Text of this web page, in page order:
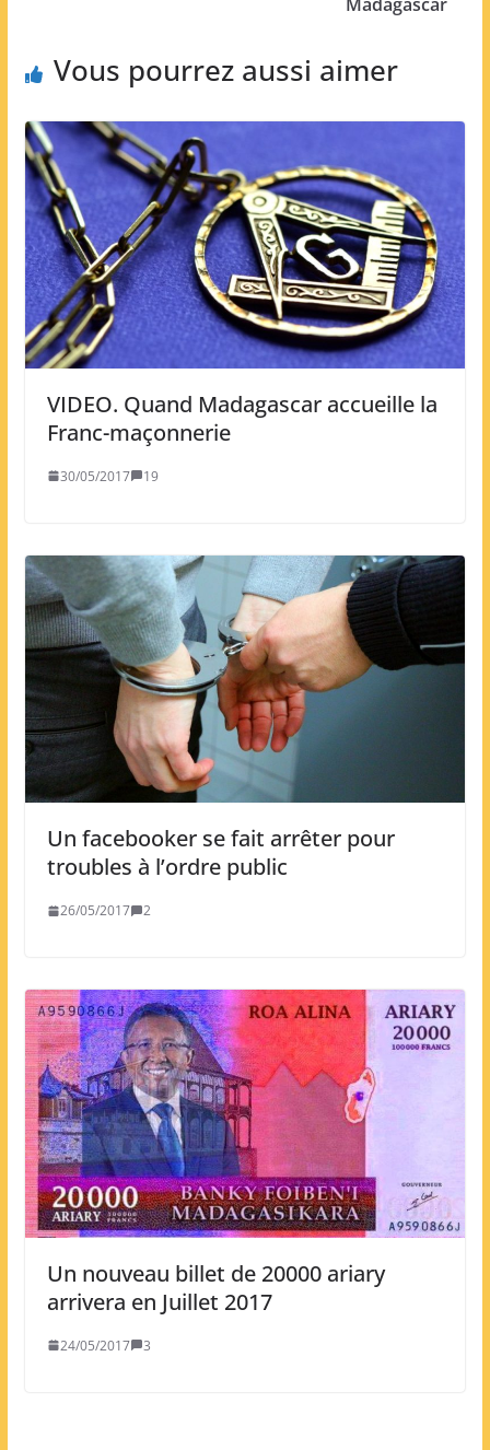
Vous pourrez aussi aimer
VIDEO. Quand Madagascar accueille la
Franc-maçonnerie
30/05/2017 19
Un facebooker se fait arrêter pour
troubles à l’ordre public
26/05/2017 2
Un nouveau billet de 20000 ariary
arrivera en Juillet 2017
24/05/2017 3